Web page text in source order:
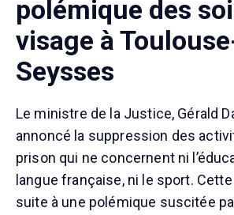
polémique des
visage à
Seysses
Le ministre de la Justice, Gérald
annoncé la suppression des
prison qui ne concernent ni
langue française, ni le sport.
suite à une polémique suscitée